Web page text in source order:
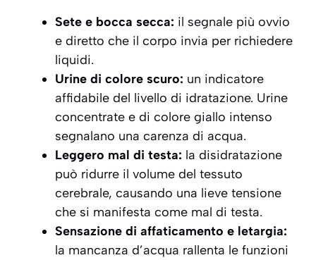
Sete e bocca secca: il segnale più ovvio
e diretto che il corpo invia per richiedere
liquidi.
Urine di colore scuro: un indicatore
affidabile del livello di idratazione. Urine
concentrate e di colore giallo intenso
segnalano una carenza di acqua.
Leggero mal di testa: la disidratazione
può ridurre il volume del tessuto
cerebrale, causando una lieve tensione
che si manifesta come mal di testa.
Sensazione di affaticamento e letargia:
la mancanza d’acqua rallenta le funzioni